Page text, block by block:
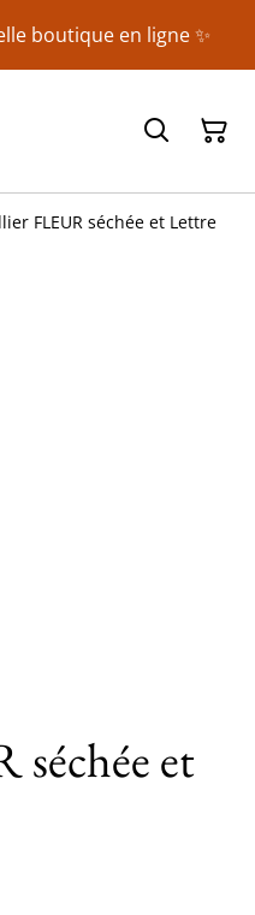
boutique en ligne ✨
FLEUR séchée et Lettre
et